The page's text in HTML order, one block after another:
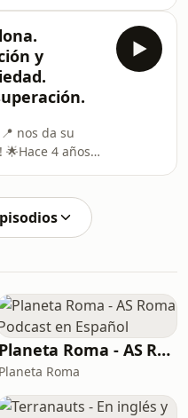
es una
que
día a
Lidia Velasco,
y el cambio ha
siente feliz,
su
y
nos da su
4 años
vuelve para
ha tenido
duraron
incluso más
tiene un canal
querida doña
Planeta Roma - AS Roma Podcast en Español
Planeta Roma